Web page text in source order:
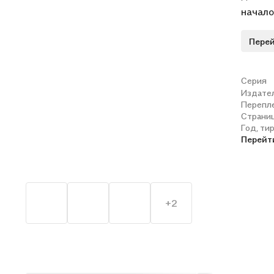
+2
уже
Серия
Год,